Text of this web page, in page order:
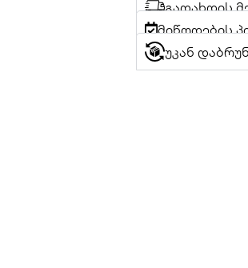
გადახდის
მიწოდების
უკან